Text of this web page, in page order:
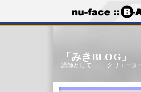
「みきBLOG」
講師として･･･ クリエータ